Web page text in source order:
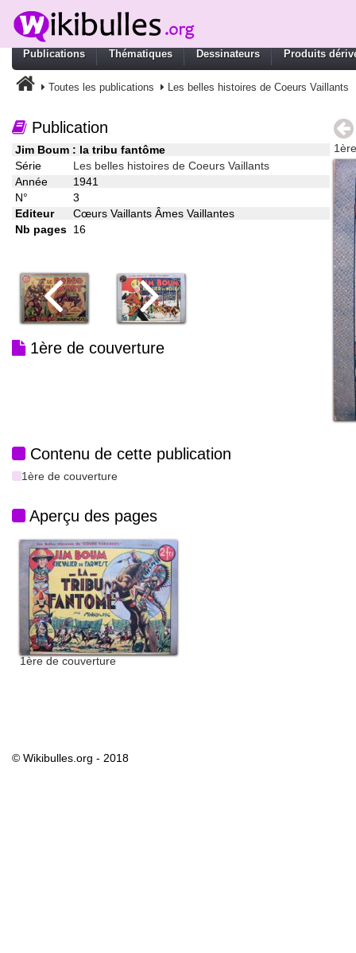
Publications Thématiques Dessinateurs Produits
Toutes les publications Les belles histoires de Coeurs Vaillants
Publication
Jim Boum : la tribu fantôme
Série
Les belles histoires de Coeurs Vaillants
Année
1941
N°
3
Editeur
Cœurs Vaillants Âmes Vaillantes
Nb pages 16
1ère de couverture
Contenu de cette publication
1ère de couverture
Aperçu des pages
1ère de couverture
© Wikibulles.org - 2018